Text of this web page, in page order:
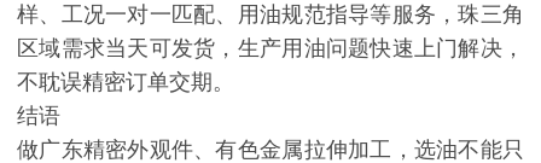
样、工况一对一匹配、用油规范指导等服务，珠三角
区域需求当天可发货，生产用油问题快速上门解决，
不耽误精密订单交期。
结语
做广东精密外观件、有色金属拉伸加工，选油不能只